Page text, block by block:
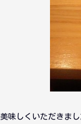
美味しくいただきま